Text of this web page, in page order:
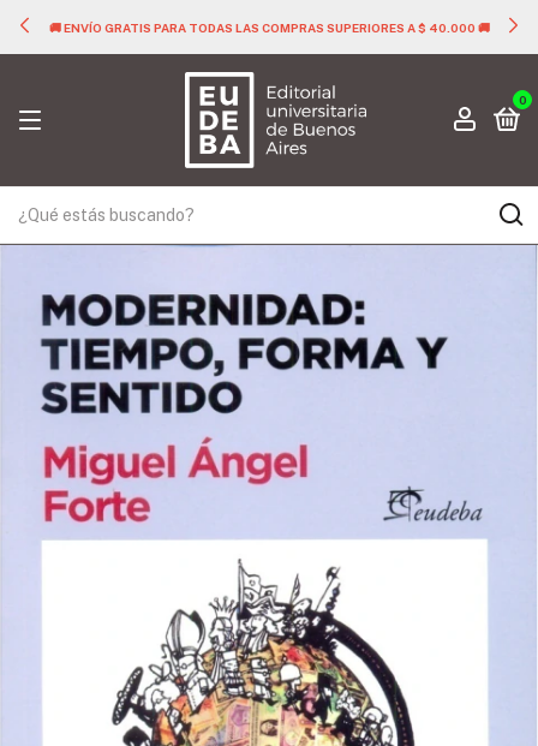
🚚 ENVÍO GRATIS PARA TODAS LAS COMPRAS SUPERIORES A $ 40.000 🚚
0